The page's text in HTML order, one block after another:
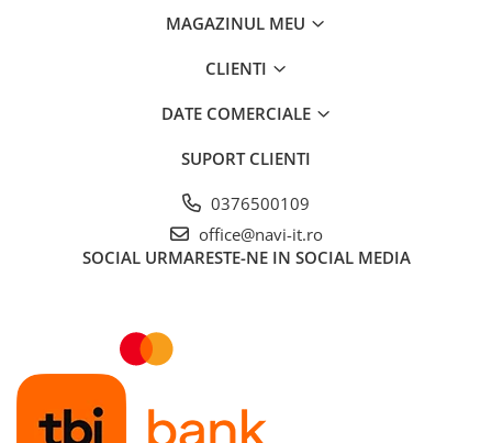
MAGAZINUL MEU
CLIENTI
DATE COMERCIALE
SUPORT CLIENTI
0376500109
office@navi-it.ro
SOCIAL URMARESTE-NE IN SOCIAL MEDIA